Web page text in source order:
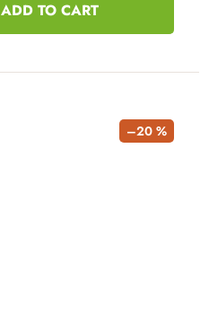
ADD TO CART
–20 %